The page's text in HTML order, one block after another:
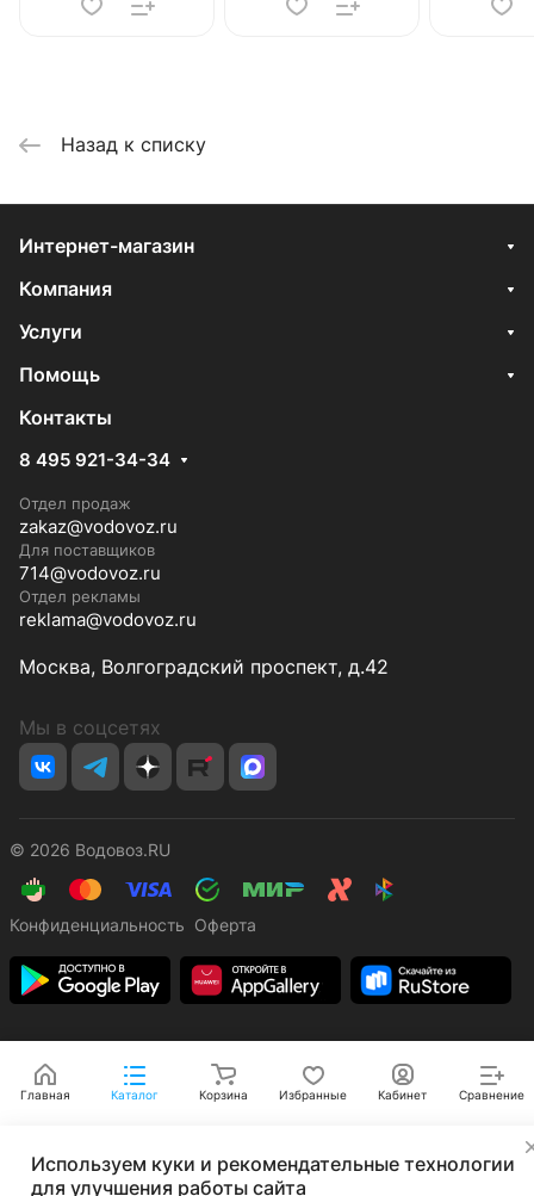
Назад к списку
Интернет-магазин
Компания
Услуги
Помощь
Контакты
8 495 921-34-34
Отдел продаж
zakaz@vodovoz.ru
Для поставщиков
714@vodovoz.ru
Отдел рекламы
reklama@vodovoz.ru
Москва, Волгоградский проспект, д.42
Мы в соцсетях
© 2026 Водовоз.RU
Конфиденциальность Оферта
Главная Каталог Корзина Избранные Кабинет Сравнение
Используем куки и рекомендательные технологии
для улучшения работы сайта